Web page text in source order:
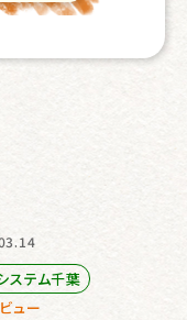
ステム千葉
ュー